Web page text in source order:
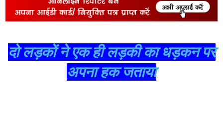
दो लड़कों ने एक ही लड़की का धड़कन पर
अपना हक जताया